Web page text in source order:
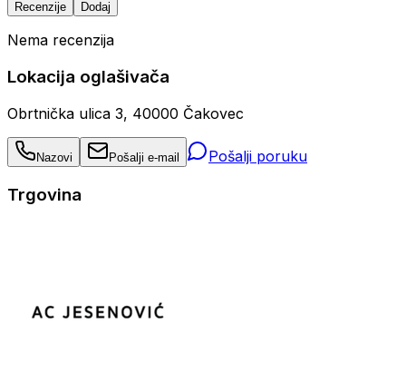
Recenzije Dodaj
Nema recenzija
Lokacija oglašivača
Obrtnička ulica 3, 40000 Čakovec
Nazovi Pošalji e-mail Pošalji poruku
Trgovina